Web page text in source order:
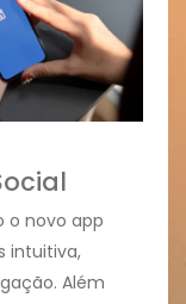
o novo app
intuitiva,
Além